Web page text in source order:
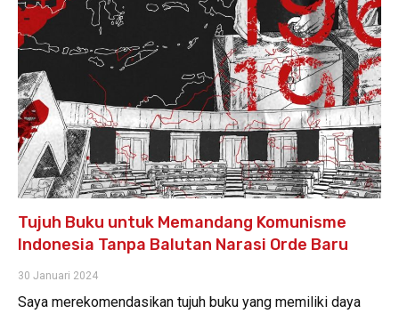
Tujuh Buku untuk Memandang Komunisme
Indonesia Tanpa Balutan Narasi Orde Baru
30 Januari 2024
Saya merekomendasikan tujuh buku yang memiliki daya